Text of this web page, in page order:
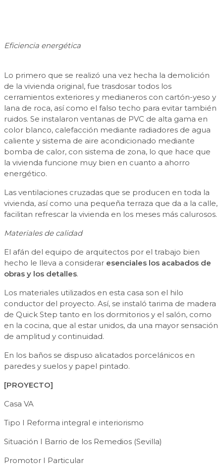
Eficiencia energética
Lo primero que se realizó una vez hecha la demolición
de la vivienda original, fue trasdosar todos los
cerramientos exteriores y medianeros con cartón-yeso y
lana de roca, así como el falso techo para evitar también
ruidos. Se instalaron ventanas de PVC de alta gama en
color blanco, calefacción mediante radiadores de agua
caliente y sistema de aire acondicionado mediante
bomba de calor, con sistema de zona, lo que hace que
la vivienda funcione muy bien en cuanto a ahorro
energético.
Las ventilaciones cruzadas que se producen en toda la
vivienda, así como una pequeña terraza que da a la calle,
facilitan refrescar la vivienda en los meses más calurosos.
Materiales de calidad
El afán del equipo de arquitectos por el trabajo bien
hecho le lleva a considerar esenciales los acabados de
obras y los detalles.
Los materiales utilizados en esta casa son el hilo
conductor del proyecto. Así, se instaló tarima de madera
de Quick Step tanto en los dormitorios y el salón, como
en la cocina, que al estar unidos, da una mayor sensación
de amplitud y continuidad.
En los baños se dispuso alicatados porcelánicos en
paredes y suelos y papel pintado.
[PROYECTO]
Casa VA
Tipo I Reforma integral e interiorismo
Situación I Barrio de los Remedios (Sevilla)
Promotor I Particular